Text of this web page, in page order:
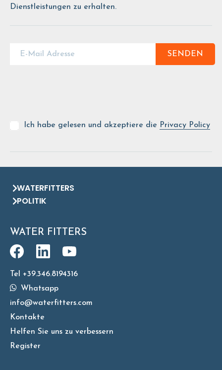
Dienstleistungen zu erhalten.
SENDEN
Ich habe gelesen und akzeptiere die Privacy Policy
WATERFITTERS
POLITIK
WATER FITTERS
Tel +39.346.8194316
Whatsapp
info@waterfitters.com
Kontakte
Helfen Sie uns zu verbessern
Register